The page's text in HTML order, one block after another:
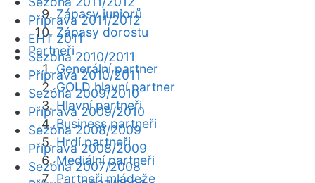
Zápasy juniorů
Zápasy dorostu
Partneři
Generální partner
GOLD hlavní partner
Hlavní partneři
Business partneři
Hrdí partneři
Mediální partneři
Partneři mládeže
Příprava 2011/2012
EHT 2011
Sezóna 2010/2011
Příprava 2010/2011
Sezóna 2009/2010
Příprava 2009/2010
Sezóna 2008/2009
Příprava 2008/2009
Sezóna 2007/2008